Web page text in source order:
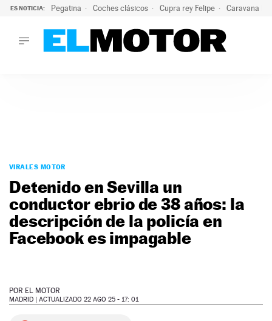
ES NOTICIA: Pegatina Coches clásicos Cupra rey Felipe Caravana
PODCAST
MOTOS
TECNOLOGÍA
SUPERCOCHES
MOTORTV
NEWSLETTER
VIRALES MOTOR
Detenido en Sevilla un
conductor ebrio de 38 años: la
descripción de la policía en
Facebook es impagable
POR EL MOTOR
MADRID | ACTUALIZADO 22 AGO 25 - 17: 01